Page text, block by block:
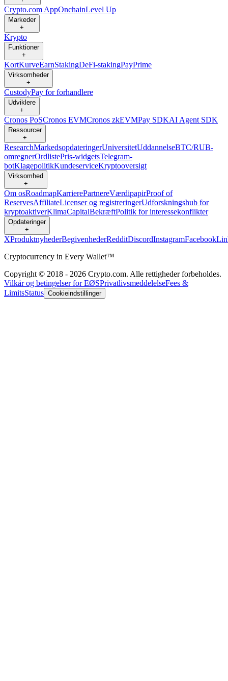
Crypto.com AppOnchainLevel Up
Markeder
+
Krypto
Funktioner
+
KortKurveEarnStakingDeFi-stakingPayPrime
Virksomheder
+
CustodyPay for forhandlere
Udviklere
+
Cronos PoSCronos EVMCronos zkEVMPay SDKAI Agent SDK
Ressourcer
+
ResearchMarkedsopdateringerUniversitetUddannelseBTC/RUB-
omregnerOrdlistePris-widgetsTelegram-
botKlagepolitikKundeserviceKryptooversigt
Virksomhed
+
Om osRoadmapKarrierePartnereVærdipapirProof of
ReservesAffiliateLicenser og registreringerUdforskningshub for
kryptoaktiverKlimaCapitalBekræftPolitik for interessekonflikter
Opdateringer
+
XProduktnyhederBegivenhederRedditDiscordInstagramFacebook
Cryptocurrency in Every Wallet™
Copyright © 2018 - 2026 Crypto.com. Alle rettigheder forbeholdes.
Vilkår og betingelser for EØSPrivatlivsmeddelelseFees &
LimitsStatus Cookieindstillinger